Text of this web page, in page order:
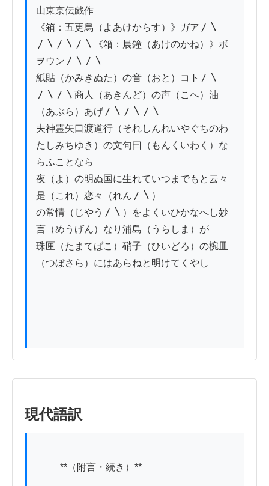
山東京伝戯作
《箱：五更烏（よあけからす）》ガア〳〵
〳〵〳〵〳〵《箱：晨鐘（あけのかね）》ボ
ヲウン〳〵〳〵
紙貼（かみきぬた）の音（おと）コト〳〵
〳〵〳〵商人（あきんど）の声（こへ）油
（あぶら）あげ〳〵〳〵〳〵
夫神霊矢口渡道行（それしんれいやぐちのわ
たしみちゆき）の文句曰（もんくいわく）な
らふことなら
夜（よ）の明ぬ国に生れていつまでもと云々
是（これ）恋々（れん〳〵）
の常情（じやう〳〵）をよくいひかなへし妙
言（めうげん）なり浦島（うらしま）が
珠匣（たまてばこ）硝子（ひいどろ）の椀皿
（つぼさら）にはあらねと明けてくやし
現代語訳